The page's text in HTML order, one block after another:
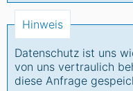
Hinweis
Datenschutz ist uns
von uns vertraulich
diese Anfrage